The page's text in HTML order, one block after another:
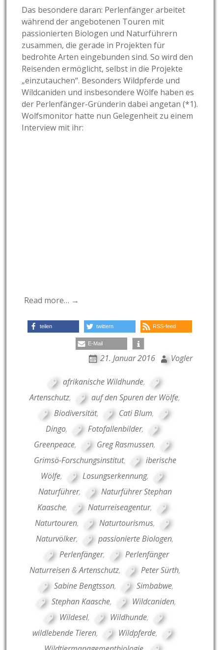
Das besondere daran: Perlenfänger arbeitet
während der angebotenen Touren mit
passionierten Biologen und Naturführern
zusammen, die gerade in Projekten für
bedrohte Arten eingebunden sind. So wird den
Reisenden ermöglicht, selbst in die Projekte
„einzutauchen“. Besonders Wildpferde und
Wildcaniden und insbesondere Wölfe haben es
der Perlenfänger-Gründerin dabei angetan (*1).
Wolfsmonitor hatte nun Gelegenheit zu einem
Interview mit ihr:
Read more… →
teilen twittern RSS-feed
E-Mail
21. Januar 2016 Vogler
afrikanische Wildhunde,
Artenschutz, auf den Spuren der Wölfe,
Biodiversität, Cati Blum,
Dingo, Fotofallenbilder,
Greenpeace, Greg Rasmussen,
Grimsö-Forschungsinstitut,
iberische
Wölfe, Losungserkennung,
Naturführer,
Naturführer Stephan
Kaasche, Naturreiseagentur,
Naturtouren, Naturtourismus,
Naturvölker, passionierte Biologen,
Perlenfänger,
Perlenfänger
Naturreisen & Artenschutz, Peter Sürth,
Sabine Bengtsson, Simbabwe,
Stephan Kaasche, Wildcaniden,
Wildesel, Wildhunde,
wildlebende Tieren, Wildpferde,